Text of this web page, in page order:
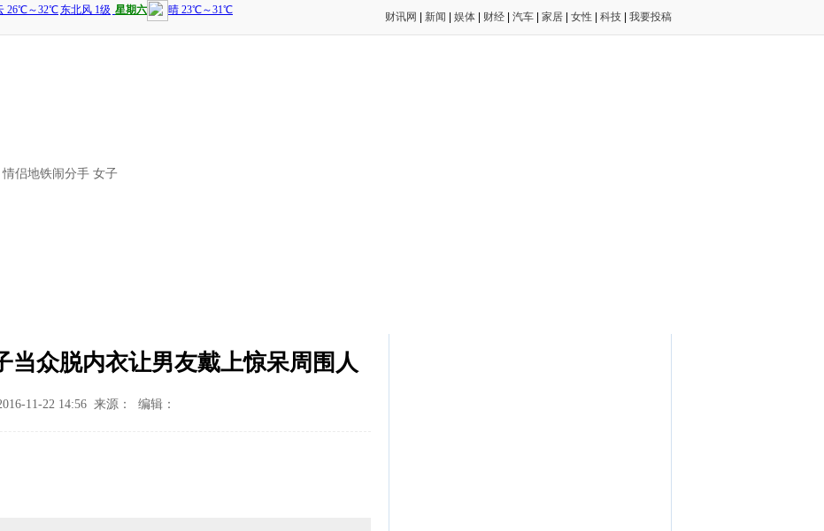
财讯网 新闻 娱体 财经 汽车 家居 女性 科技 我要投稿
情侣地铁闹分手 女子
当众脱内衣让男友戴上惊呆周围人
11-22 14:56 来源： 编辑：